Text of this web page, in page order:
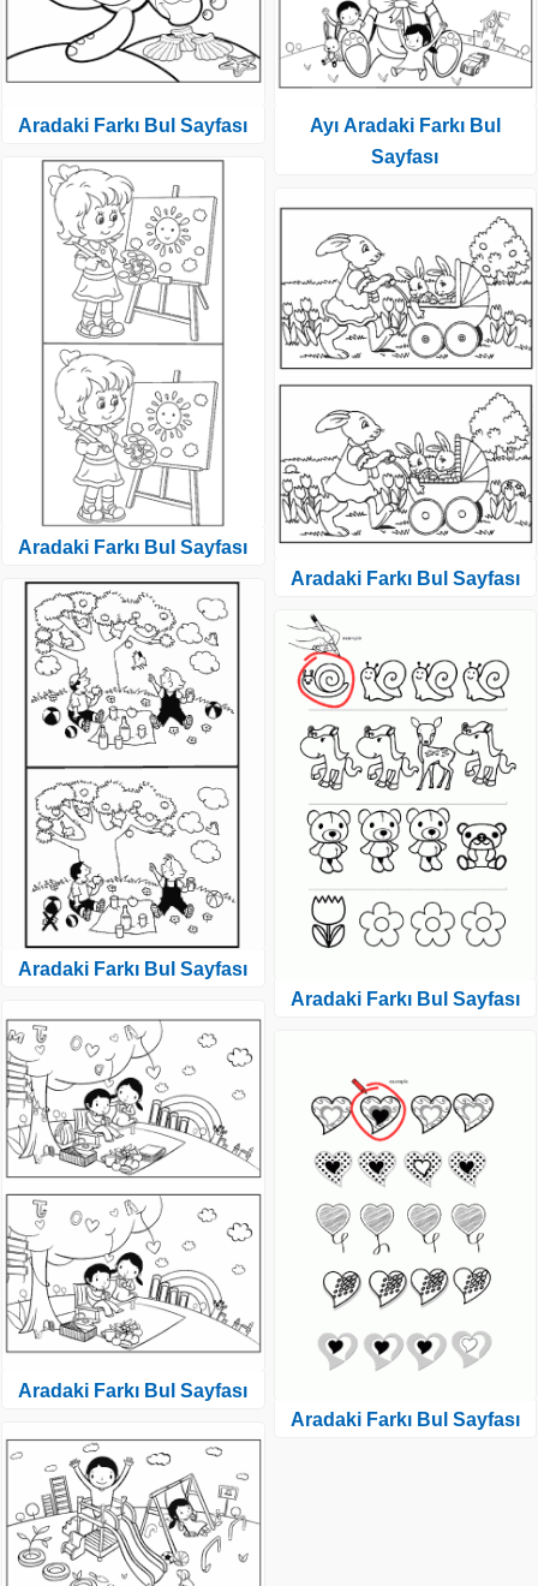
Aradaki Farkı Bul Sayfası
Aradaki Farkı Bul Sayfası
Aradaki Farkı Bul Sayfası
Aradaki Farkı Bul Sayfası
Ayı Aradaki Farkı Bul
Sayfası
Aradaki Farkı Bul Sayfası
Aradaki Farkı Bul Sayfası
Aradaki Farkı Bul Sayfası